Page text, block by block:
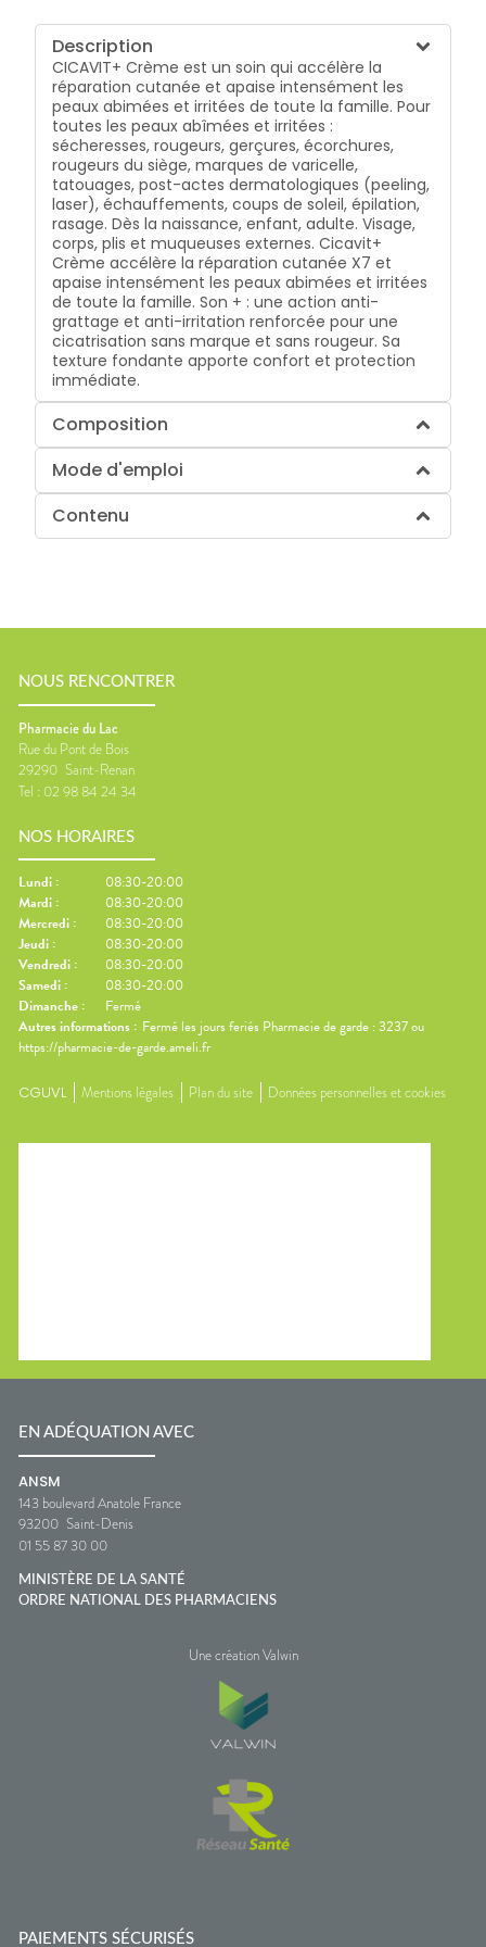
Description
CICAVIT+ Crème est un soin qui accélère la
réparation cutanée et apaise intensément les
peaux abimées et irritées de toute la famille. Pour
toutes les peaux abîmées et irritées :
sécheresses, rougeurs, gerçures, écorchures,
rougeurs du siège, marques de varicelle,
tatouages, post-actes dermatologiques (peeling,
laser), échauffements, coups de soleil, épilation,
rasage. Dès la naissance, enfant, adulte. Visage,
corps, plis et muqueuses externes. Cicavit+
Crème accélère la réparation cutanée X7 et
apaise intensément les peaux abimées et irritées
de toute la famille. Son + : une action anti-
grattage et anti-irritation renforcée pour une
cicatrisation sans marque et sans rougeur. Sa
texture fondante apporte confort et protection
immédiate.
Composition
Mode d'emploi
Contenu
NOUS RENCONTRER
Pharmacie du Lac
Rue du Pont de Bois
29290 Saint-Renan
Tel : 02 98 84 24 34
NOS HORAIRES
Lundi :
08:30-20:00
Mardi :
08:30-20:00
Mercredi :
08:30-20:00
Jeudi :
08:30-20:00
Vendredi :
08:30-20:00
Samedi :
08:30-20:00
Dimanche :
Fermé
Autres informations : Fermé les jours feriés Pharmacie de garde : 3237 ou
https://pharmacie-de-garde.ameli.fr
CGUVL Mentions légales Plan du site Données personnelles et cookies
EN ADÉQUATION AVEC
ANSM
143 boulevard Anatole France
93200 Saint-Denis
01 55 87 30 00
MINISTÈRE DE LA SANTÉ
ORDRE NATIONAL DES PHARMACIENS
Une création Valwin
PAIEMENTS SÉCURISÉS